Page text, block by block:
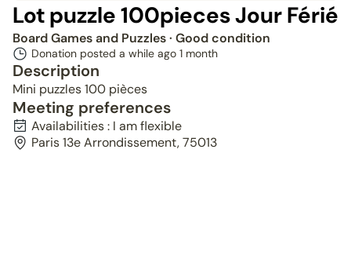
Lot puzzle 100pieces Jour Férié
Board Games and Puzzles· Good condition
Donation posted a while ago 1 month
Description
Mini puzzles 100 pièces
Meeting preferences
Availabilities : I am flexible
Paris 13e Arrondissement, 75013